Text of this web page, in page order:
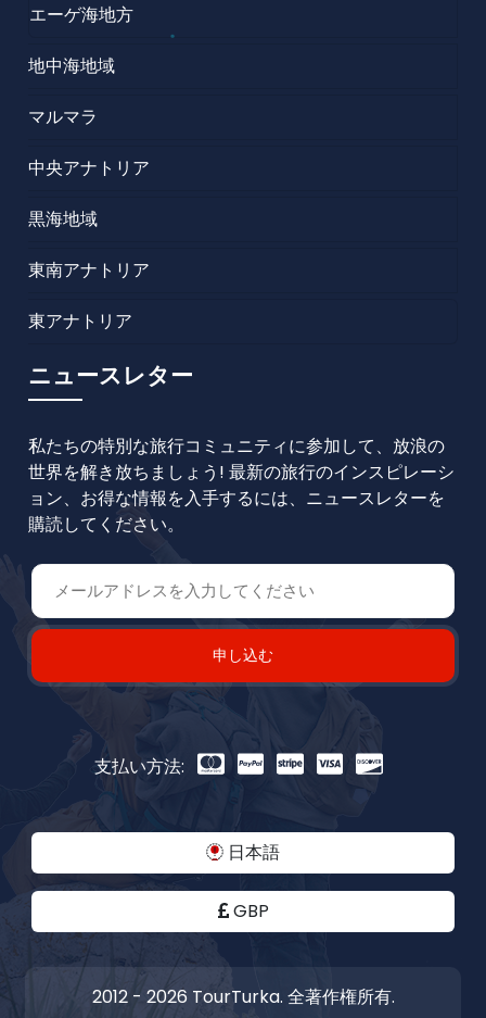
エーゲ海地方
地中海地域
マルマラ
中央アナトリア
黒海地域
東南アナトリア
東アナトリア
ニュースレター
私たちの特別な旅行コミュニティに参加して、放浪の
世界を解き放ちましょう! 最新の旅行のインスピレーシ
ョン、お得な情報を入手するには、ニュースレターを
購読してください。
申し込む
支払い方法:
日本語
GBP
2012 - 2026 TourTurka. 全著作権所有.